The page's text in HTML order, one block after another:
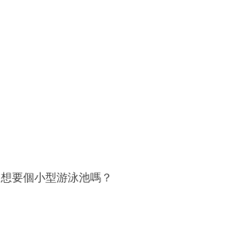
想要個小型游泳池嗎？